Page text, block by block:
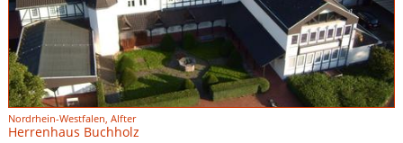
Nordrhein-Westfalen, Alfter
Herrenhaus Buchholz